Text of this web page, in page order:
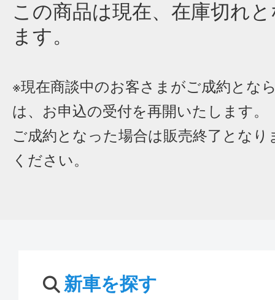
この商品は現在、在庫切れ
ます。
※現在商談中のお客さまがご成約とな
は、お申込の受付を再開いたします。
ご成約となった場合は販売終了となり
ください。
新車を探す